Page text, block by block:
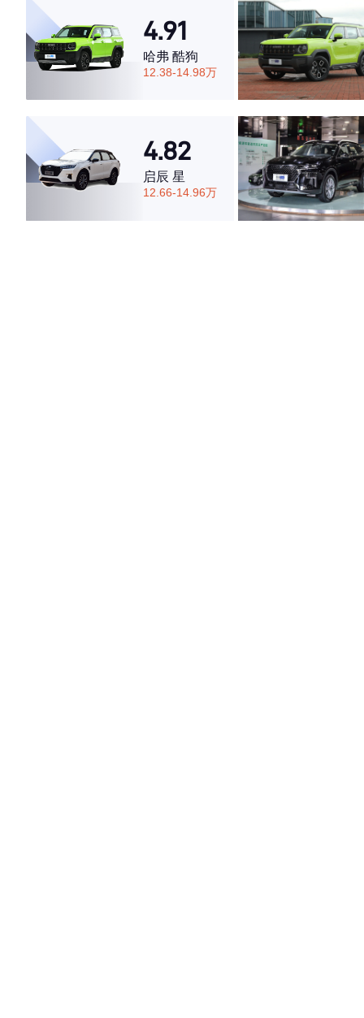
4.7
·外观表现一般，低于52%同级车
·内饰表现较为优秀，优于69%同级车
·空间表现一般，低于54%同级车
4.91
哈弗 酷狗
12.38-14.98万
4.82
启辰 星
12.66-14.96万